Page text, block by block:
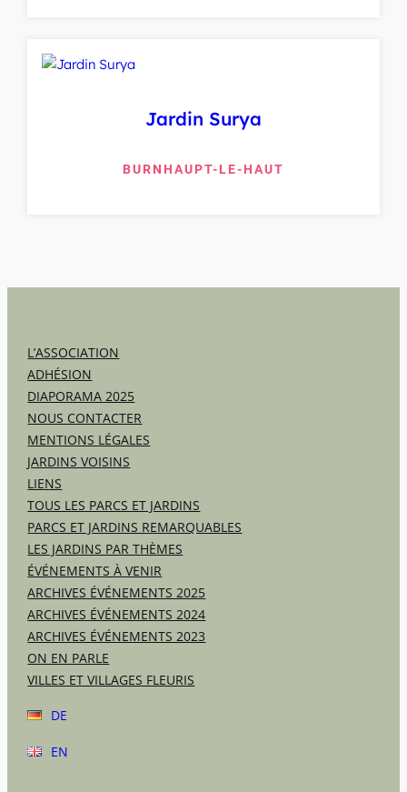
Jardin Surya
BURNHAUPT-LE-HAUT
L’ASSOCIATION
ADHÉSION
DIAPORAMA 2025
NOUS CONTACTER
MENTIONS LÉGALES
JARDINS VOISINS
LIENS
TOUS LES PARCS ET JARDINS
PARCS ET JARDINS REMARQUABLES
LES JARDINS PAR THÈMES
ÉVÉNEMENTS À VENIR
ARCHIVES ÉVÉNEMENTS 2025
ARCHIVES ÉVÉNEMENTS 2024
ARCHIVES ÉVÉNEMENTS 2023
ON EN PARLE
VILLES ET VILLAGES FLEURIS
DE
EN